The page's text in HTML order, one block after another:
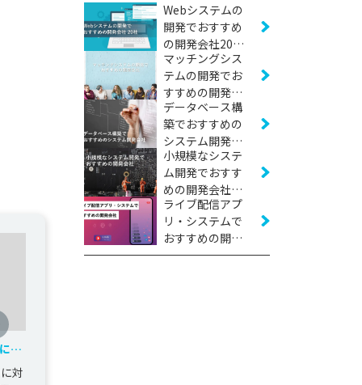
し
対
Webシステムの
開発でおすすめ
の開発会社20社
【2026年版】
マッチングシス
テムの開発でお
すすめの開発会
社16社【2026年
版】
データベース構
築でおすすめの
システム開発会
社11社【2026年
版】
小規模なシステ
ム開発でおすす
めの開発会社16
社【2026年版】
ライブ配信アプ
リ・システムで
おすすめの開発
会社10社【2026